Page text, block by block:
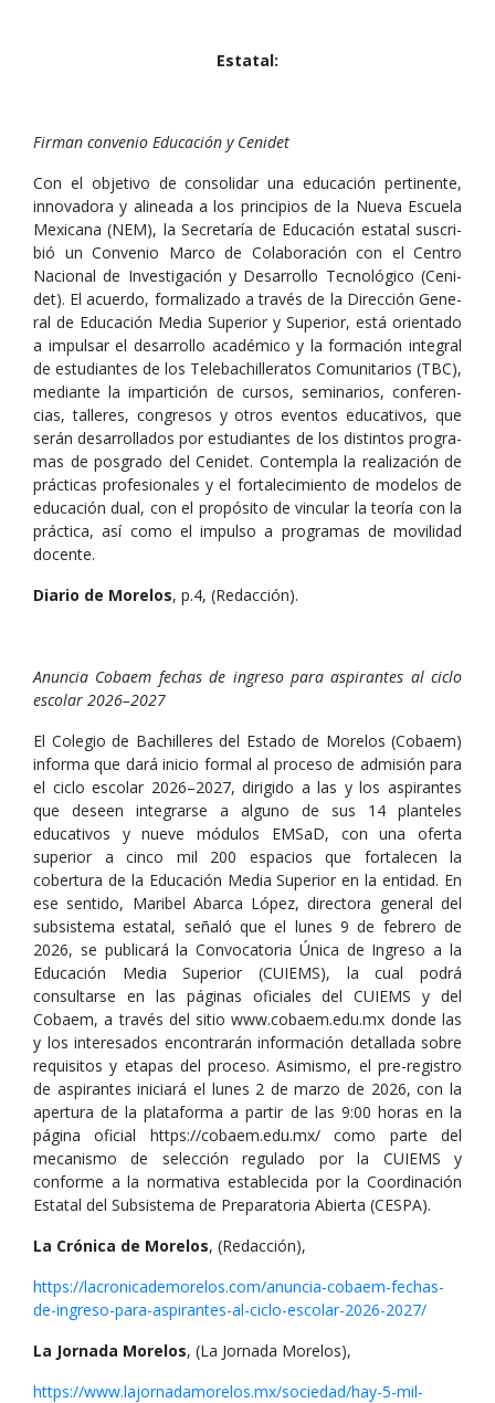
Estatal:
Fir­man con­ve­nio Edu­ca­ción y Ceni­det
Con el obje­tivo de con­so­li­dar una edu­ca­ción per­ti­nente,
inno­va­dora y ali­neada a los prin­ci­pios de la Nueva Escuela
Mexi­cana (NEM), la Secre­ta­ría de Edu­ca­ción estatal sus­cri­
bió un Con­ve­nio Marco de Cola­bo­ra­ción con el Cen­tro
Nacio­nal de Inves­ti­ga­ción y Desa­rro­llo Tec­no­ló­gico (Ceni­
det). El acuerdo, for­ma­li­zado a tra­vés de la Direc­ción Gene­
ral de Edu­ca­ción Media Supe­rior y Supe­rior, está orien­tado
a impul­sar el desa­rro­llo aca­dé­mico y la for­ma­ción inte­gral
de estu­dian­tes de los Tele­ba­chi­lle­ra­tos Comu­ni­ta­rios (TBC),
mediante la impar­ti­ción de cur­sos, semi­na­rios, con­fe­ren­
cias, talle­res, con­gre­sos y otros even­tos edu­ca­ti­vos, que
serán desa­rro­lla­dos por estu­dian­tes de los dis­tin­tos pro­gra­
mas de pos­grado del Ceni­det. Con­tem­pla la rea­li­za­ción de
prác­ti­cas pro­fe­sio­na­les y el for­ta­le­ci­miento de mode­los de
edu­ca­ción dual, con el pro­pó­sito de vin­cu­lar la teo­ría con la
prác­tica, así como el impulso a pro­gra­mas de movi­li­dad
docente.
Diario de Morelos, p.4, (Redacción).
Anuncia Cobaem fechas de ingreso para aspirantes al ciclo
escolar 2026–2027
El Colegio de Bachilleres del Estado de Morelos (Cobaem)
informa que dará inicio formal al proceso de admisión para
el ciclo escolar 2026–2027, dirigido a las y los aspirantes
que deseen integrarse a alguno de sus 14 planteles
educativos y nueve módulos EMSaD, con una oferta
superior a cinco mil 200 espacios que fortalecen la
cobertura de la Educación Media Superior en la entidad. En
ese sentido, Maribel Abarca López, directora general del
subsistema estatal, señaló que el lunes 9 de febrero de
2026, se publicará la Convocatoria Única de Ingreso a la
Educación Media Superior (CUIEMS), la cual podrá
consultarse en las páginas oficiales del CUIEMS y del
Cobaem, a través del sitio www.cobaem.edu.mx donde las
y los interesados encontrarán información detallada sobre
requisitos y etapas del proceso. Asimismo, el pre-registro
de aspirantes iniciará el lunes 2 de marzo de 2026, con la
apertura de la plataforma a partir de las 9:00 horas en la
página oficial https://cobaem.edu.mx/ como parte del
mecanismo de selección regulado por la CUIEMS y
conforme a la normativa establecida por la Coordinación
Estatal del Subsistema de Preparatoria Abierta (CESPA).
La Crónica de Morelos, (Redacción),
https://lacronicademorelos.com/anuncia-cobaem-fechas-
de-ingreso-para-aspirantes-al-ciclo-escolar-2026-2027/
La Jornada Morelos, (La Jornada Morelos),
https://www.lajornadamorelos.mx/sociedad/hay-5-mil-